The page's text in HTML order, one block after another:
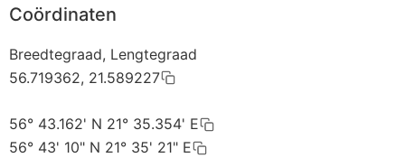
Coördinaten
Breedtegraad, Lengtegraad
56.719362, 21.589227
56° 43.162' N 21° 35.354' E
56° 43' 10" N 21° 35' 21" E